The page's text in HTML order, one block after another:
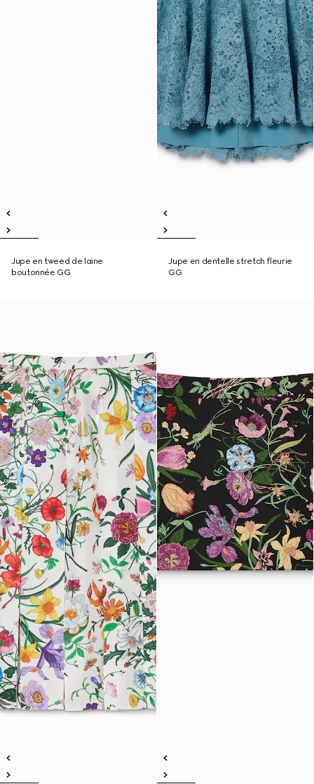
Jupe en tweed de laine
boutonnée GG
Jupe en dentelle stretch fleurie
GG